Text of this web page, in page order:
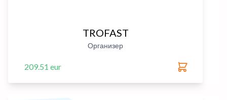
TROFAST
Организер
209.51 eur